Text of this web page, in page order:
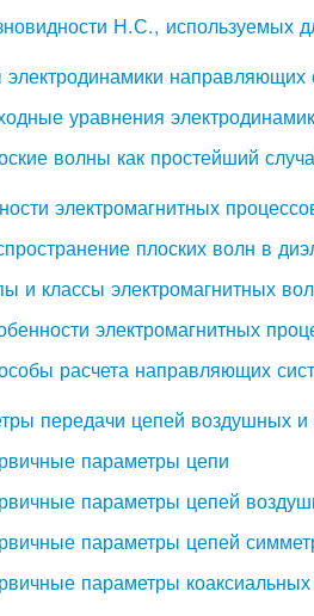
Н.С., используемых
направляющих
уравнения
волны как простейший
электромагнитных
плоских волн в
и классы электромагнитных
электромагнитных
расчета направляющих
передачи цепей воздушных и
параметры цепи
параметры цепей
параметры цепей
параметры коаксиальных